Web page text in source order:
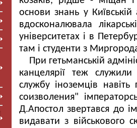
основи знань у Київській
вдосконалювала
університетах і в
там і студенти з
При гетьманській
канцелярії теж
службу іноземців навіть
соизволения"
Д.Апостол звертався до
видавати з військового